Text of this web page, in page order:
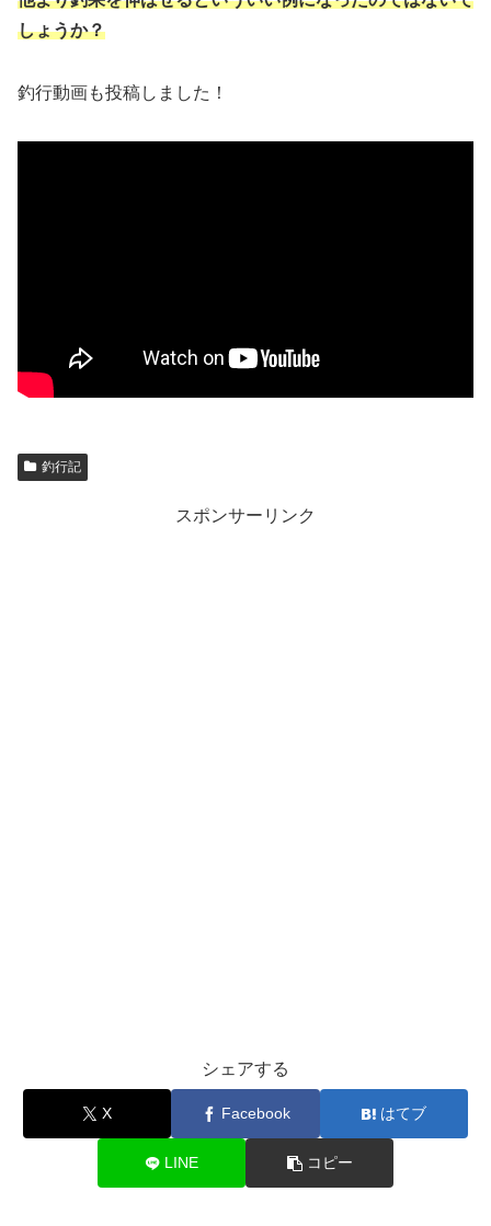
しょうか？
釣行動画も投稿しました！
釣行記
スポンサーリンク
シェアする
X Facebook はてブ
LINE コピー